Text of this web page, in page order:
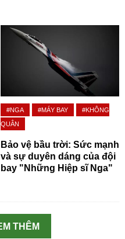
#NGA #MÁY BAY
#KHÔNG
QUÂN
Bảo vệ bầu trời: Sức mạnh
và sự duyên dáng của đội
bay "Những Hiệp sĩ Nga"
THÊM